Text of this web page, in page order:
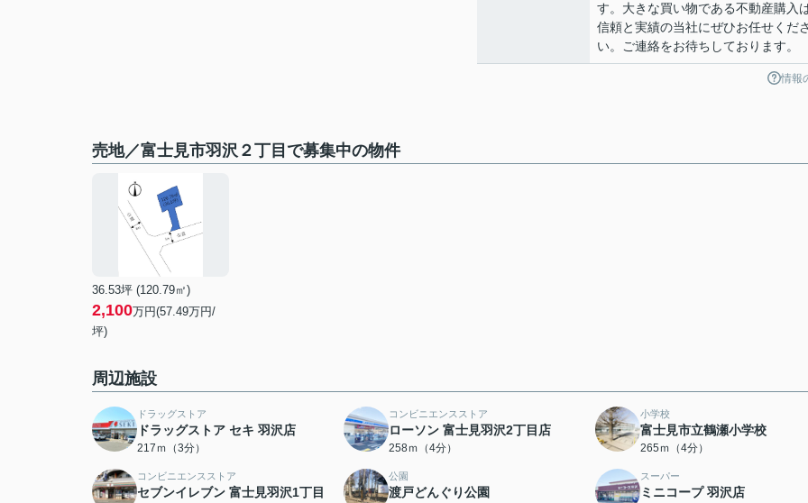
す。大きな買い物である不動産購入
信頼と実績の当社にぜひお任せくだ
い。ご連絡をお待ちしております。
情報
売地／富士見市羽沢２丁目で募集中の物件
36.53坪 (120.79㎡)
2,100万円(57.49万円/
坪)
周辺施設
ドラッグストア
ドラッグストア セキ 羽沢店
217ｍ（3分）
コンビニエンスストア
ローソン 富士見羽沢2丁目店
258ｍ（4分）
小学校
富士見市立鶴瀬小学校
265ｍ（4分）
コンビニエンスストア
セブンイレブン 富士見羽沢1丁目
公園
渡戸どんぐり公園
スーパー
ミニコープ 羽沢店